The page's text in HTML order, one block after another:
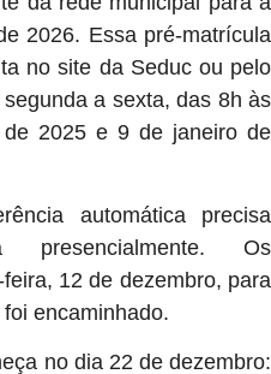
2026. Essa pré-matrícula
no site da Seduc ou pelo
a sexta, das 8h às
2025 e 9 de janeiro de
automática precisa
Os
12 de dezembro, para
encaminhado.
no dia 22 de dezembro: